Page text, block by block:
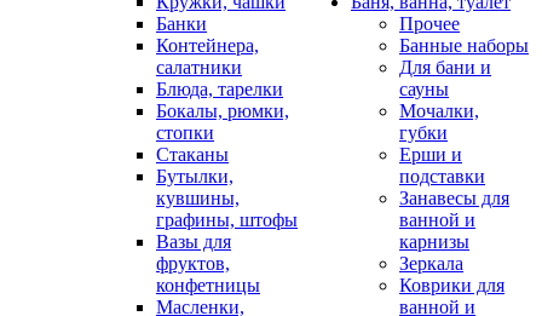
Банки
Контейнера,
салатники
Блюда, тарелки
Бокалы, рюмки,
стопки
Стаканы
Бутылки,
кувшины,
графины, штофы
Вазы для
фруктов,
конфетницы
Масленки,
Прочее
Банные наборы
Для бани и
сауны
Мочалки,
губки
Ерши и
подставки
Занавесы для
ванной и
карнизы
Зеркала
Коврики для
ванной и